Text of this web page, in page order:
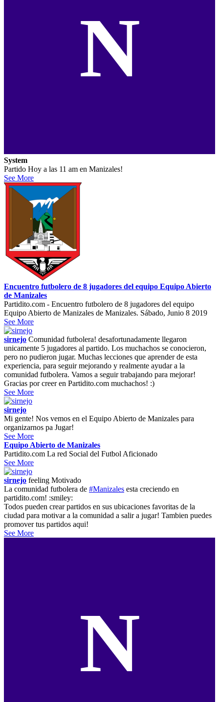
N
System
Partido Hoy a las 11 am en Manizales!
See More
Encuentro futbolero de 8 jugadores del equipo Equipo Abierto
de Manizales
Partidito.com - Encuentro futbolero de 8 jugadores del equipo
Equipo Abierto de Manizales de Manizales. Sábado, Junio 8 2019
See More
sirnejo Comunidad futbolera! desafortunadamente llegaron
unicamente 5 jugadores al partido. Los muchachos se conocieron,
pero no pudieron jugar. Muchas lecciones que aprender de esta
experiencia, para seguir mejorando y realmente ayudar a la
comunidad futbolera. Vamos a seguir trabajando para mejorar!
Gracias por creer en Partidito.com muchachos! :)
See More
sirnejo
Mi gente! Nos vemos en el Equipo Abierto de Manizales para
organizarnos pa Jugar!
See More
Equipo Abierto de Manizales
Partidito.com La red Social del Futbol Aficionado
See More
sirnejo feeling Motivado
La comunidad futbolera de #Manizales esta creciendo en
partidito.com! :smiley:
Todos pueden crear partidos en sus ubicaciones favoritas de la
ciudad para motivar a la comunidad a salir a jugar! Tambien puedes
promover tus partidos aqui!
See More
N